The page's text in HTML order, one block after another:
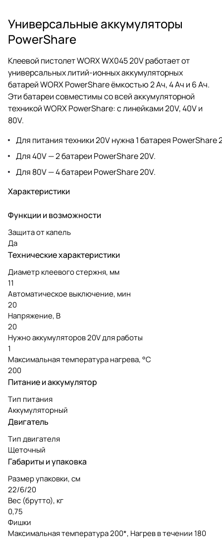
Универсальные аккумуляторы
PowerShare
Клеевой пистолет WORX WX045 20V работает от
универсальных литий-ионных аккумуляторных
батарей WORX PowerShare ёмкостью 2 Ач, 4 Ач и 6 Ач.
Эти батареи совместимы со всей аккумуляторной
техникой WORX PowerShare: с линейками 20V, 40V и
80V.
Для питания техники 20V нужна 1 батарея PowerShare
Для 40V — 2 батареи PowerShare 20V.
Для 80V — 4 батареи PowerShare 20V.
Характеристики
Функции и возможности
Защита от капель
Да
Технические характеристики
Диаметр клеевого стержня, мм
11
Автоматическое выключение, мин
20
Напряжение, В
20
Нужно аккумуляторов 20V для работы
1
Максимальная температура нагрева, °C
200
Питание и аккумулятор
Тип питания
Аккумуляторный
Двигатель
Тип двигателя
Щеточный
Габариты и упаковка
Размер упаковки, см
22/6/20
Вес (брутто), кг
0,75
Фишки
Максимальная температура 200*, Нагрев в течении 180